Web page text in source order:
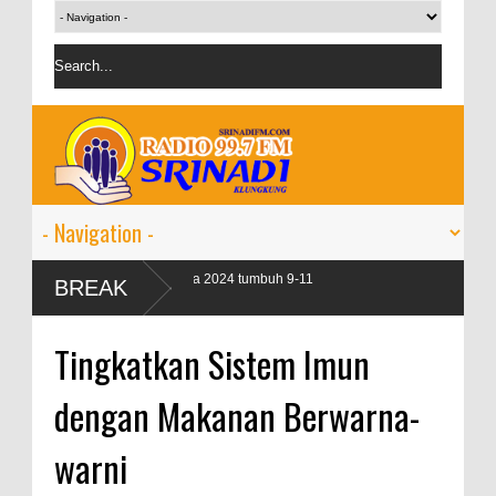
BREAK
perbankan pada 2024 tumbuh 9-11
Tingkatkan Sistem Imun
dengan Makanan Berwarna-
warni